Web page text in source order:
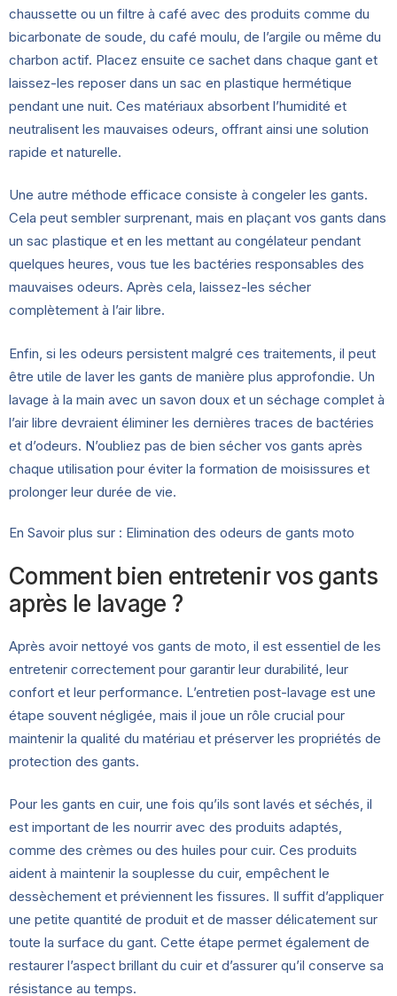
chaussette ou un filtre à café avec des produits comme du
bicarbonate de soude, du café moulu, de l’argile ou même du
charbon actif. Placez ensuite ce sachet dans chaque gant et
laissez-les reposer dans un sac en plastique hermétique
pendant une nuit. Ces matériaux absorbent l’humidité et
neutralisent les mauvaises odeurs, offrant ainsi une solution
rapide et naturelle.
Une autre méthode efficace consiste à congeler les gants.
Cela peut sembler surprenant, mais en plaçant vos gants dans
un sac plastique et en les mettant au congélateur pendant
quelques heures, vous tue les bactéries responsables des
mauvaises odeurs. Après cela, laissez-les sécher
complètement à l’air libre.
Enfin, si les odeurs persistent malgré ces traitements, il peut
être utile de laver les gants de manière plus approfondie. Un
lavage à la main avec un savon doux et un séchage complet à
l’air libre devraient éliminer les dernières traces de bactéries
et d’odeurs. N’oubliez pas de bien sécher vos gants après
chaque utilisation pour éviter la formation de moisissures et
prolonger leur durée de vie.
En Savoir plus sur : Elimination des odeurs de gants moto
Comment bien entretenir vos gants
après le lavage ?
Après avoir nettoyé vos gants de moto, il est essentiel de les
entretenir correctement pour garantir leur durabilité, leur
confort et leur performance. L’entretien post-lavage est une
étape souvent négligée, mais il joue un rôle crucial pour
maintenir la qualité du matériau et préserver les propriétés de
protection des gants.
Pour les gants en cuir, une fois qu’ils sont lavés et séchés, il
est important de les nourrir avec des produits adaptés,
comme des crèmes ou des huiles pour cuir. Ces produits
aident à maintenir la souplesse du cuir, empêchent le
dessèchement et préviennent les fissures. Il suffit d’appliquer
une petite quantité de produit et de masser délicatement sur
toute la surface du gant. Cette étape permet également de
restaurer l’aspect brillant du cuir et d’assurer qu’il conserve sa
résistance au temps.